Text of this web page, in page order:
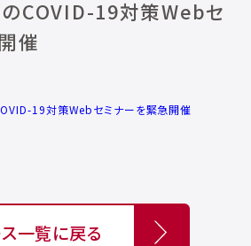
COVID-19対策Webセ
催
19対策Webセミナーを緊急開催
一覧に戻る